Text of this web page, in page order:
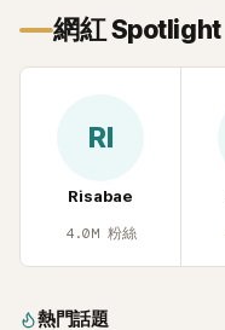
網紅 Spotlight
RI
Risabae
4.0M 粉絲
熱門話題